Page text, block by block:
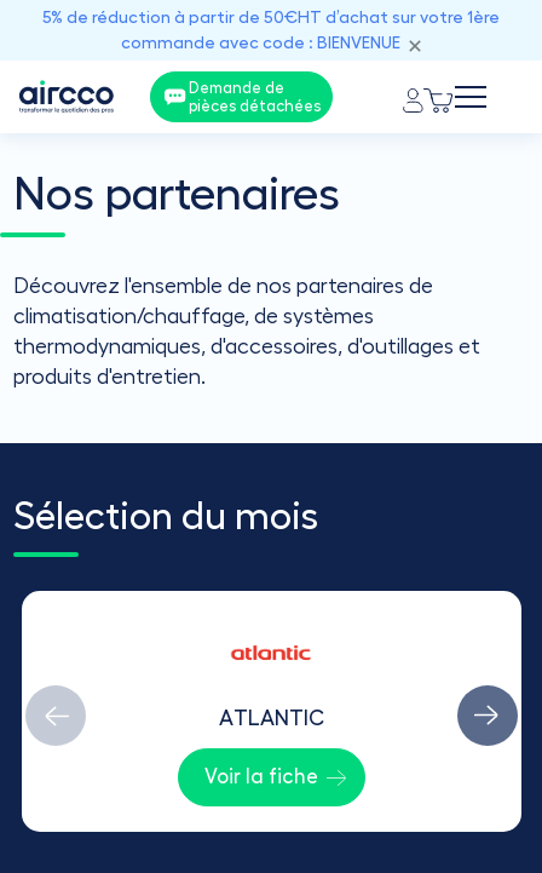
5% de réduction à partir de 50€HT d’achat sur votre 1ère
commande avec code : BIENVENUE
Demande de
pièces détachées
Nos partenaires
Découvrez l'ensemble de nos partenaires de
climatisation/chauffage, de systèmes
thermodynamiques, d'accessoires, d'outillages et
produits d'entretien.
Sélection du mois
ATLANTIC
Voir la fiche